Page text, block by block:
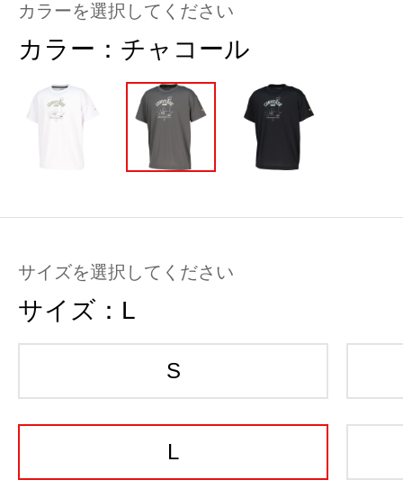
カラーを選択してください
カラー： チャコール
サイズを選択してください
サイズ： L
S
L